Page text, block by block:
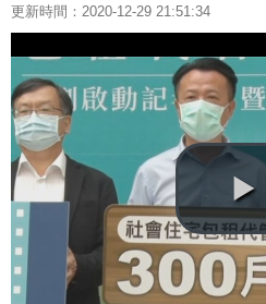
更新時間：2020-12-29 21:51:34